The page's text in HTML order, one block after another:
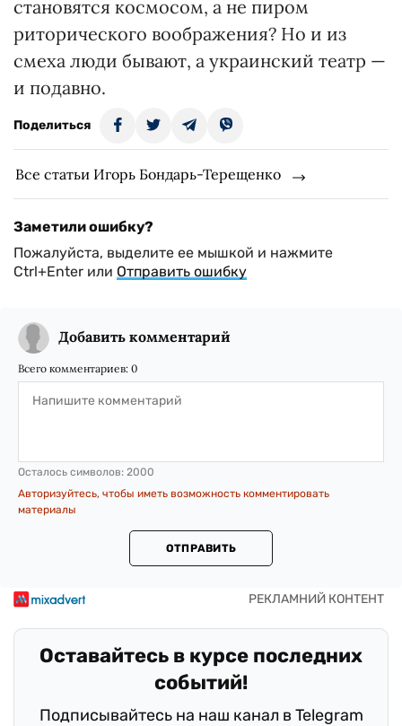
становятся космосом, а не пиром
риторического воображения? Но и из
смеха люди бывают, а украинский театр —
и подавно.
Поделиться
Все статьи Игорь Бондарь-Терещенко
Заметили ошибку?
Пожалуйста, выделите ее мышкой и нажмите
Ctrl+Enter или Отправить ошибку
Добавить комментарий
Всего комментариев: 0
Осталось символов: 2000
Авторизуйтесь, чтобы иметь возможность комментировать
материалы
ОТПРАВИТЬ
Оставайтесь в курсе последних
событий!
Подписывайтесь на наш канал в Telegram